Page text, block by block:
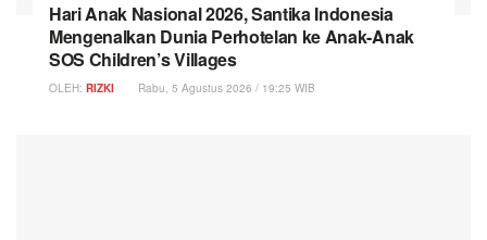
Hari Anak Nasional 2026, Santika Indonesia
Mengenalkan Dunia Perhotelan ke Anak-Anak
SOS Children’s Villages
OLEH: RIZKI Rabu, 5 Agustus 2026 / 19:25 WIB